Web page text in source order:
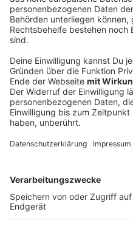
energiegeladene Live-
zeitlosen Klassikern bis
alles in ihrem eigenen,
Feiergarantie.
Anzeige
Ab 20:00 Uhr – DJ